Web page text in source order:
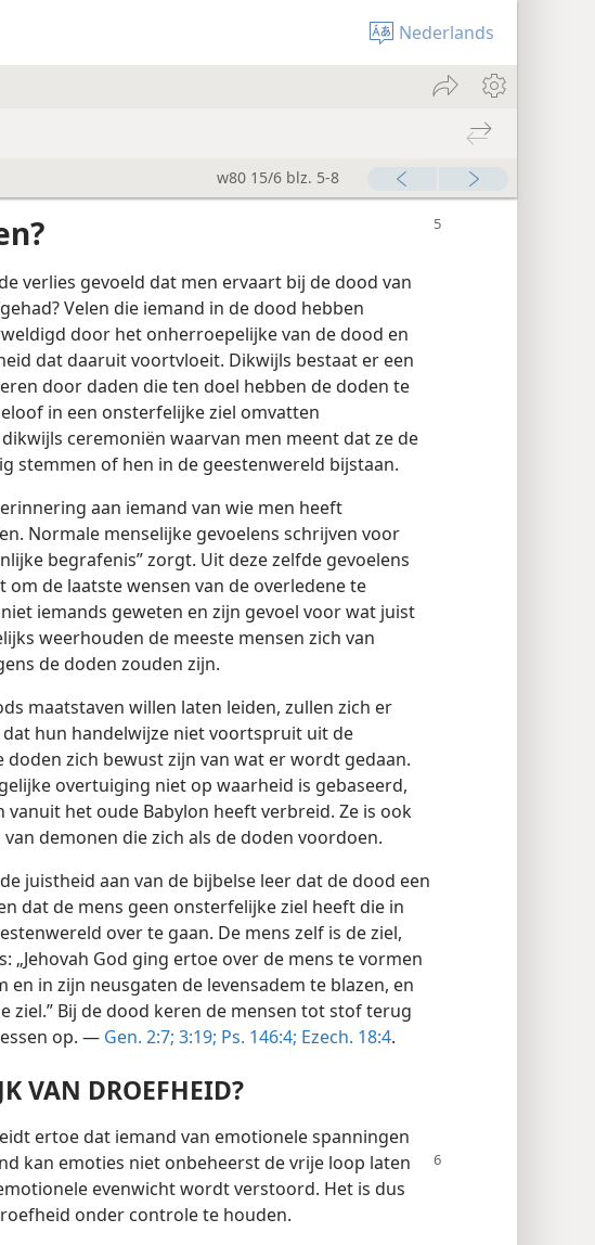
Nederlands
w80 15/6 blz. 5-8
verlies gevoeld dat men ervaart bij de dood van
Velen die iemand in de dood hebben
door het onherroepelijke van de dood en
dat daaruit voortvloeit. Dikwijls bestaat er een
door daden die ten doel hebben de doden te
in een onsterfelijke ziel omvatten
ceremoniën waarvan men meent dat ze de
stemmen of hen in de geestenwereld bijstaan.
aan iemand van wie men heeft
Normale menselijke gevoelens schrijven voor
begrafenis” zorgt. Uit deze zelfde gevoelens
de laatste wensen van de overledene te
iemands geweten en zijn gevoel voor wat juist
weerhouden de meeste mensen zich van
de doden zouden zijn.
maatstaven willen laten leiden, zullen zich er
dat hun handelwijze niet voortspruit uit de
zich bewust zijn van wat er wordt gedaan.
overtuiging niet op waarheid is gebaseerd,
het oude Babylon heeft verbreid. Ze is ook
demonen die zich als de doden voordoen.
juistheid aan van de bijbelse leer dat de dood een
dat de mens geen onsterfelijke ziel heeft die in
over te gaan. De mens zelf is de ziel,
„Jehovah God ging ertoe over de mens te vormen
en in zijn neusgaten de levensadem te blazen, en
ziel.” Bij de dood keren de mensen tot stof terug
op. — Gen. 2:7; 3:19; Ps. 146:4; Ezech. 18:4.
VAN DROEFHEID?
ertoe dat iemand van emotionele spanningen
kan emoties niet onbeheerst de vrije loop laten
evenwicht wordt verstoord. Het is dus
onder controle te houden.